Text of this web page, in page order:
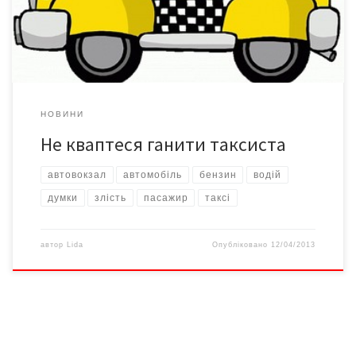
тож не дивно, що поїздка вартувала йому гуми з двох коліс, та
НОВИНИ
Не кваптеся ганити таксиста
автовокзал автомобіль бензин водій
думки злість пасажир таксі
автор Lida Опубліковано 12/04/2013